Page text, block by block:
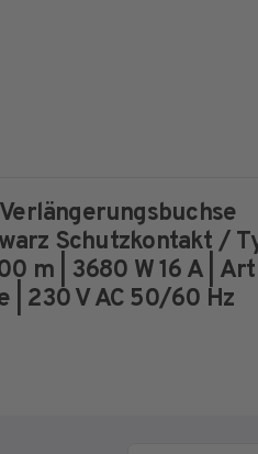
Schutzkontakt /
m | 3680 W16 A |
| 230 V AC 50/60 Hz